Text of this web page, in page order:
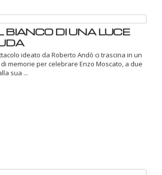
BIANCO DI UNA LUCE
ideato da Roberto Andò ci trascina in un
memorie per celebrare Enzo Moscato, a due
sua ...